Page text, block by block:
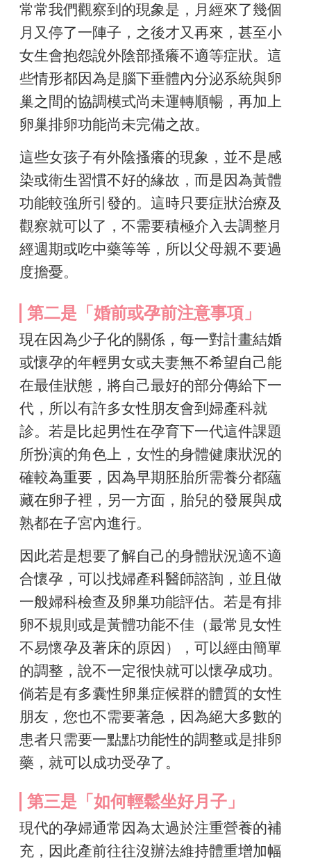
常常我們觀察到的現象是，月經來了幾個
月又停了一陣子，之後才又再來，甚至小
女生會抱怨說外陰部搔癢不適等症狀。這
些情形都因為是腦下垂體內分泌系統與卵
巢之間的協調模式尚未運轉順暢，再加上
卵巢排卵功能尚未完備之故。
這些女孩子有外陰搔癢的現象，並不是感
染或衛生習慣不好的緣故，而是因為黃體
功能較強所引發的。這時只要症狀治療及
觀察就可以了，不需要積極介入去調整月
經週期或吃中藥等等，所以父母親不要過
度擔憂。
第二是「婚前或孕前注意事項」
現在因為少子化的關係，每一對計畫結婚
或懷孕的年輕男女或夫妻無不希望自己能
在最佳狀態，將自己最好的部分傳給下一
代，所以有許多女性朋友會到婦產科就
診。若是比起男性在孕育下一代這件課題
所扮演的角色上，女性的身體健康狀況的
確較為重要，因為早期胚胎所需養分都蘊
藏在卵子裡，另一方面，胎兒的發展與成
熟都在子宮內進行。
因此若是想要了解自己的身體狀況適不適
合懷孕，可以找婦產科醫師諮詢，並且做
一般婦科檢查及卵巢功能評估。若是有排
卵不規則或是黃體功能不佳（最常見女性
不易懷孕及著床的原因），可以經由簡單
的調整，說不一定很快就可以懷孕成功。
倘若是有多囊性卵巢症候群的體質的女性
朋友，您也不需要著急，因為絕大多數的
患者只需要一點點功能性的調整或是排卵
藥，就可以成功受孕了。
第三是「如何輕鬆坐好月子」
現代的孕婦通常因為太過於注重營養的補
充，因此產前往往沒辦法維持體重增加幅